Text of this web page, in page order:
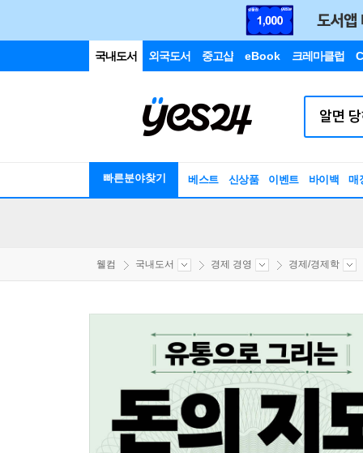
국내도서 외국도서 중고샵 eBook 크레마클럽
빠른분야찾기 베스트 신상품 이벤트 바이백 매
웰컴 국내도서 경제 경영 경제/경제학